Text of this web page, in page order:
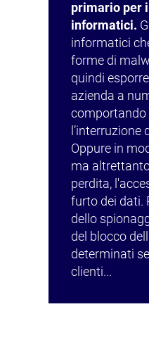
primario per
informatici.
informatici
forme di
quindi
azienda a
comportando
l’interruzione
Oppure in
ma
perdita,
furto dei dati.
dello
del blocco
determinati
clienti...